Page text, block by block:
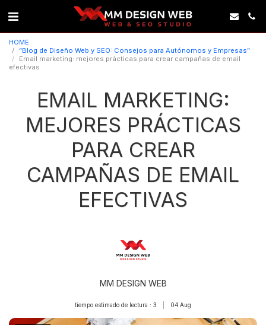
HOME
“Blog de Diseño Web y SEO: Consejos para Autónomos y Empresas”
Email marketing: mejores prácticas para crear campañas de email
efectivas
EMAIL MARKETING:
MEJORES PRÁCTICAS
PARA CREAR
CAMPAÑAS DE EMAIL
EFECTIVAS
MM DESIGN WEB
tiempo estimado de lectura : 3 04 Aug